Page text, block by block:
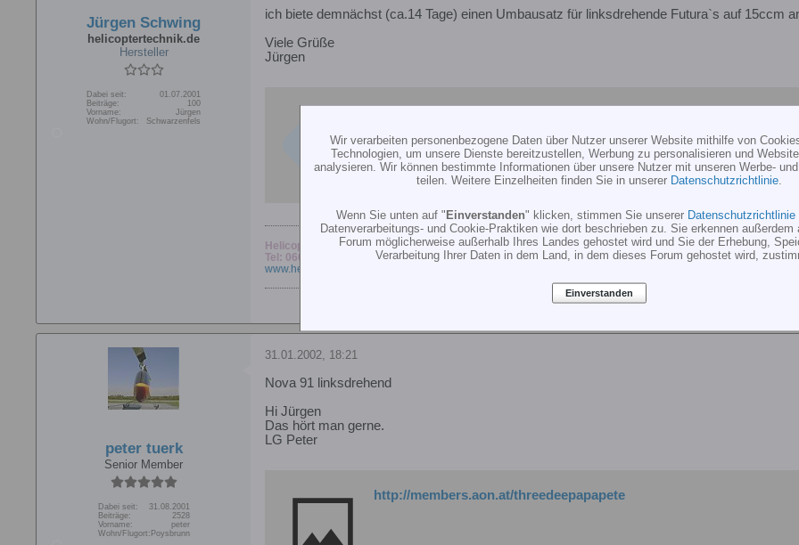
Jürgen Schwing
helicoptertechnik.de
Hersteller
Dabei seit:
01.07.2001
Beiträge:
100
Vorname:
Jürgen
Wohn/Flugort:
Schwarzenfels
ich biete demnächst (ca.14 Tage) einen Umbausatz für linksdrehende Futura`s auf 15ccm
Viele Grüße
Jürgen
Helicoptertechnik Schwing
Tel: 06664/918748
www.helicoptertechnik.de
peter tuerk
Senior Member
Dabei seit:
31.08.2001
Beiträge:
2528
Vorname:
peter
Wohn/Flugort: Poysbrunn
31.01.2002, 18:21
Nova 91 linksdrehend
Hi Jürgen
Das hört man gerne.
LG Peter
http://members.aon.at/threedeepapapete
Wir verarbeiten personenbezogene Daten über Nutzer unserer Website mithilfe von
Technologien, um unsere Dienste bereitzustellen, Werbung zu personalisieren und
analysieren. Wir können bestimmte Informationen über unsere Nutzer mit unseren Werbe-
teilen. Weitere Einzelheiten finden Sie in unserer Datenschutzrichtlinie
Wenn Sie unten auf "Einverstanden" klicken, stimmen Sie unserer Datenschutzrichtlinie
Datenverarbeitungs- und Cookie-Praktiken wie dort beschrieben zu. Sie erkennen außerdem
Forum möglicherweise außerhalb Ihres Landes gehostet wird und Sie der Erhebung,
Verarbeitung Ihrer Daten in dem Land, in dem dieses Forum gehostet wird,
Einverstanden